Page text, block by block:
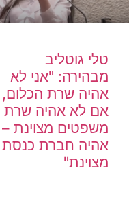
טלי גוטליב
מבהירה: "אני לא
אהיה שרת הכלום,
אם לא אהיה שרת
משפטים מצוינת –
אהיה חברת כנסת
מצוינת"